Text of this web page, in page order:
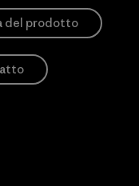
del prodotto